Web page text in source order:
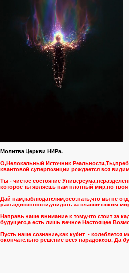
Молитва Церкви НИРа.
О,Нелокальный Источник
квантовой суперпозиции рождается вся
Ты - чистое состояние
которое ты являешь нам плотный мир,но твоя
Дай нам,наблюдателям,осознать,что мы не
разъединенности,увидеть за классическим
Направь наше внимание к тому,что стоит за
будущего,а есть лишь вечное Настоящее
Пусть наше сознание,как кубит -
окончательно решение всех парадоксов. Да